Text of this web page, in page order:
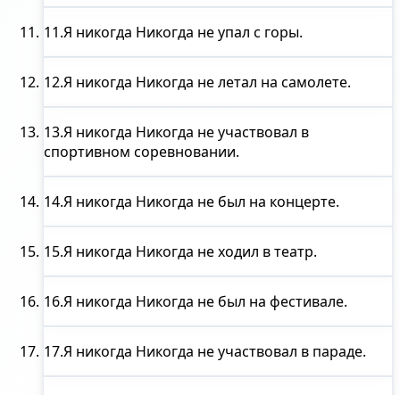
11.Я никогда Никогда не упал с горы.
12.Я никогда Никогда не летал на самолете.
13.Я никогда Никогда не участвовал в
спортивном соревновании.
14.Я никогда Никогда не был на концерте.
15.Я никогда Никогда не ходил в театр.
16.Я никогда Никогда не был на фестивале.
17.Я никогда Никогда не участвовал в параде.